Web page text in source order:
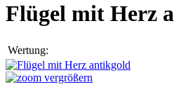
Flügel mit Herz
Wertung:
vergrößern